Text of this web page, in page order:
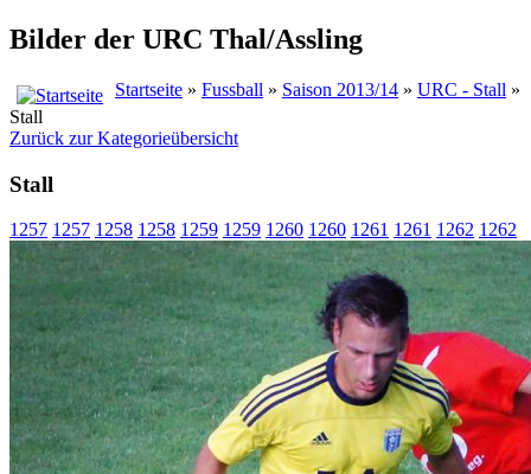
Bilder der URC Thal/Assling
Startseite » Fussball » Saison 2013/14 » URC - Stall »
Stall
Zurück zur Kategorieübersicht
Stall
1257 1257 1258 1258 1259 1259 1260 1260 1261 1261 1262 1262